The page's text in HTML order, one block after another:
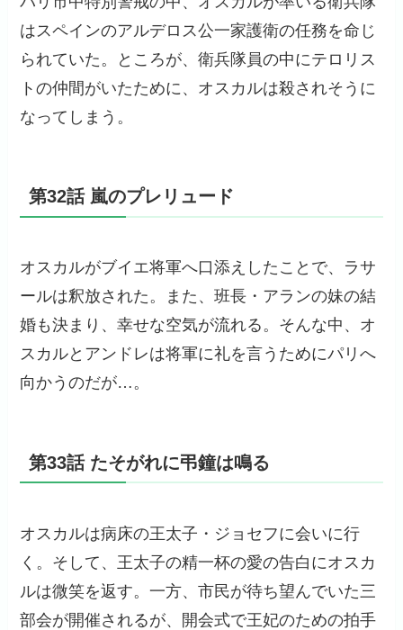
はスペインのアルデロス公一家護衛の任務を命じ
られていた。ところが、衛兵隊員の中にテロリス
トの仲間がいたために、オスカルは殺されそうに
なってしまう。
第32話 嵐のプレリュード
オスカルがブイエ将軍へ口添えしたことで、ラサ
ールは釈放された。また、班長・アランの妹の結
婚も決まり、幸せな空気が流れる。そんな中、オ
スカルとアンドレは将軍に礼を言うためにパリへ
向かうのだが…。
第33話 たそがれに弔鐘は鳴る
オスカルは病床の王太子・ジョセフに会いに行
く。そして、王太子の精一杯の愛の告白にオスカ
ルは微笑を返す。一方、市民が待ち望んでいた三
部会が開催されるが、開会式で王妃のための拍手